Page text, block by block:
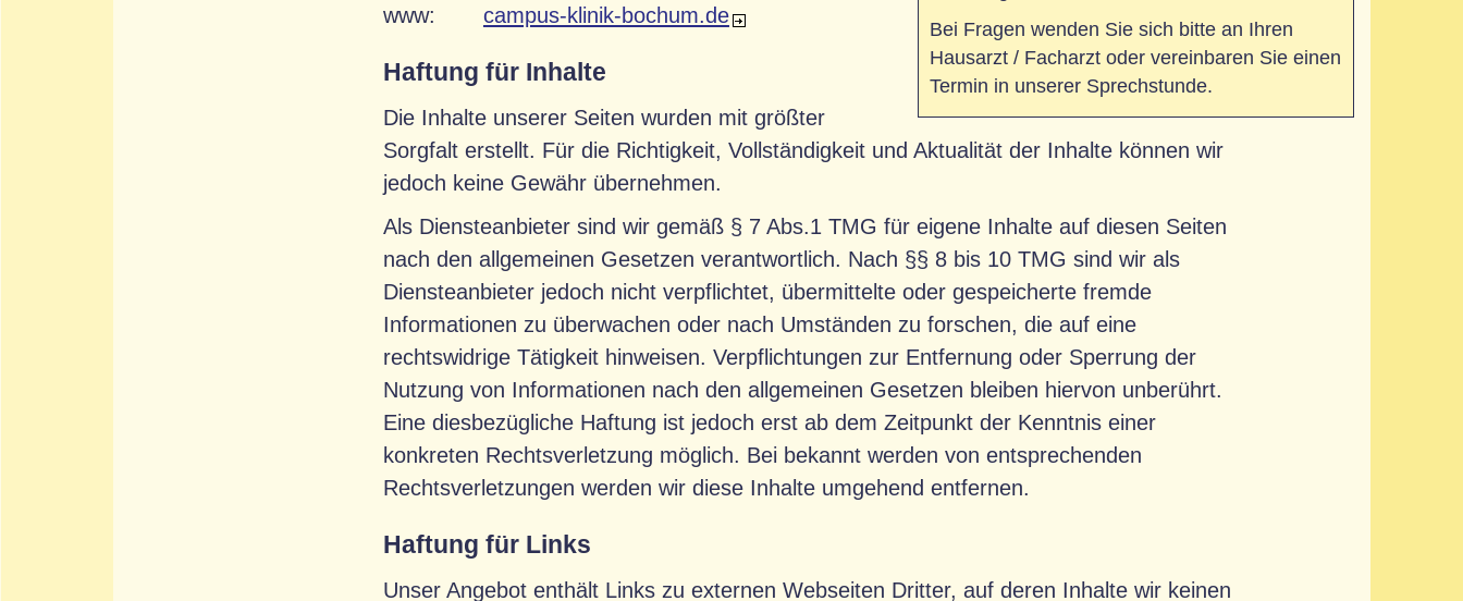
Bei Fragen wenden Sie sich bitte an Ihren
Hausarzt / Facharzt oder vereinbaren Sie einen
Termin in unserer Sprechstunde.
www:
campus-klinik-bochum.de
Haftung für Inhalte
Die Inhalte unserer Seiten wurden mit größter
Sorgfalt erstellt. Für die Richtigkeit, Vollständigkeit und Aktualität der Inhalte können wir
jedoch keine Gewähr übernehmen.
Als Diensteanbieter sind wir gemäß § 7 Abs.1 TMG für eigene Inhalte auf diesen Seiten
nach den allgemeinen Gesetzen verantwortlich. Nach §§ 8 bis 10 TMG sind wir als
Diensteanbieter jedoch nicht verpflichtet, übermittelte oder gespeicherte fremde
Informationen zu überwachen oder nach Umständen zu forschen, die auf eine
rechtswidrige Tätigkeit hinweisen. Verpflichtungen zur Entfernung oder Sperrung der
Nutzung von Informationen nach den allgemeinen Gesetzen bleiben hiervon unberührt.
Eine diesbezügliche Haftung ist jedoch erst ab dem Zeitpunkt der Kenntnis einer
konkreten Rechtsverletzung möglich. Bei bekannt werden von entsprechenden
Rechtsverletzungen werden wir diese Inhalte umgehend entfernen.
Haftung für Links
Unser Angebot enthält Links zu externen Webseiten Dritter, auf deren Inhalte wir keinen